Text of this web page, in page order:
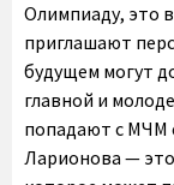
Олимпиаду, это
приглашают
будущем могут
главной и
попадают с МЧМ
Ларионова —